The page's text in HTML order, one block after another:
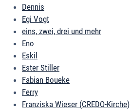
Dennis
Egi Vogt
eins, zwei, drei und mehr
Eno
Eskil
Ester Stiller
Fabian Boueke
Ferry
Franziska Wieser (CREDO-Kirche)